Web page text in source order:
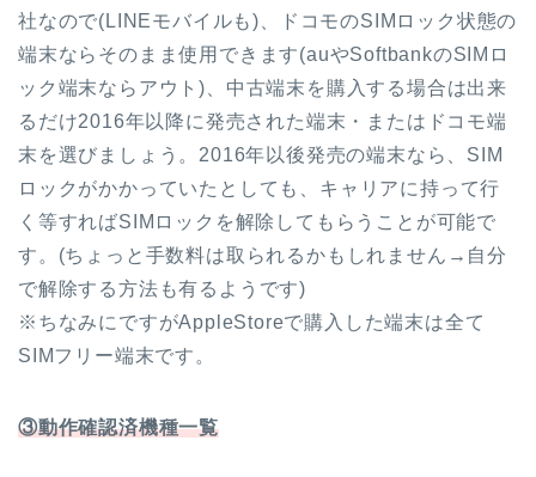
社なので(LINEモバイルも)、ドコモのSIMロック状態の
端末ならそのまま使用できます(auやSoftbankのSIMロ
ック端末ならアウト)、中古端末を購入する場合は出来
るだけ2016年以降に発売された端末・またはドコモ端
末を選びましょう。2016年以後発売の端末なら、SIM
ロックがかかっていたとしても、キャリアに持って行
く等すればSIMロックを解除してもらうことが可能で
す。(ちょっと手数料は取られるかもしれません→自分
で解除する方法も有るようです)
※ちなみにですがAppleStoreで購入した端末は全て
SIMフリー端末です。
③動作確認済機種一覧